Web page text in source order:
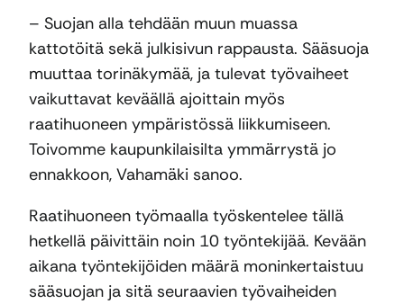
– Suojan alla tehdään muun muassa
kattotöitä sekä julkisivun rappausta. Sääsuoja
muuttaa torinäkymää, ja tulevat työvaiheet
vaikuttavat keväällä ajoittain myös
raatihuoneen ympäristössä liikkumiseen.
Toivomme kaupunkilaisilta ymmärrystä jo
ennakkoon, Vahamäki sanoo.
Raatihuoneen työmaalla työskentelee tällä
hetkellä päivittäin noin 10 työntekijää. Kevään
aikana työntekijöiden määrä moninkertaistuu
sääsuojan ja sitä seuraavien työvaiheiden